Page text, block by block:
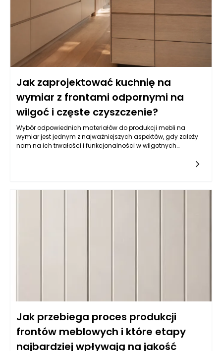
Jak zaprojektować kuchnię na
wymiar z frontami odpornymi na
wilgoć i częste czyszczenie?
Wybór odpowiednich materiałów do produkcji mebli na
wymiar jest jednym z najważniejszych aspektów, gdy zależy
nam na ich trwałości i funkcjonalności w wilgotnych
sklejka wodoodporna. Istotne jest, aby materiał miał
Jak przebiega proces produkcji
frontów meblowych i które etapy
najbardziej wpływają na jakość